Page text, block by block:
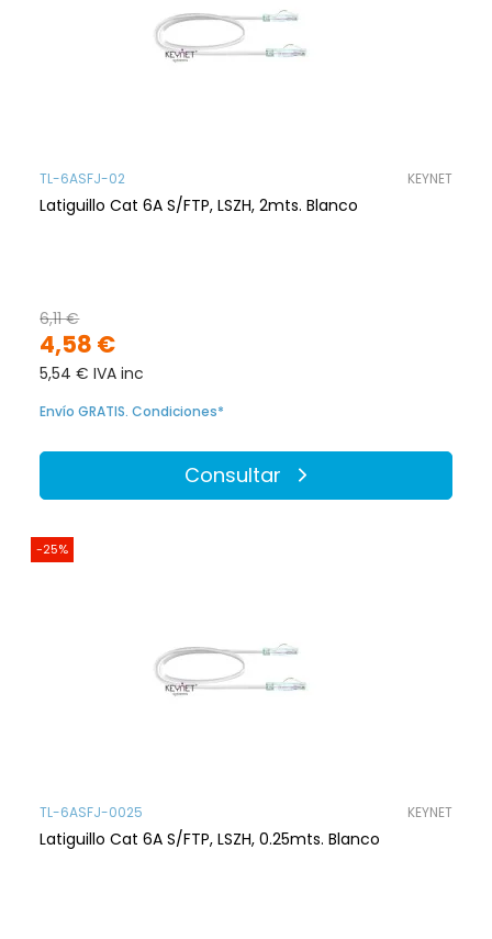
TL-6ASFJ-02 KEYNET
Latiguillo Cat 6A S/FTP, LSZH, 2mts. Blanco
4,58 €
6,11 €
5,54 € IVA inc
Envío GRATIS. Condiciones*
Consultar
-25%
TL-6ASFJ-0025 KEYNET
Latiguillo Cat 6A S/FTP, LSZH, 0.25mts. Blanco